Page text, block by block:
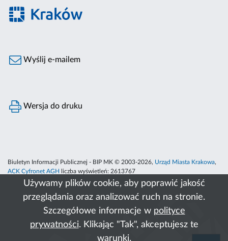
Używamy plików cookie, aby poprawić jakość
przeglądania oraz analizować ruch na stronie.
Szczegółowe informacje w polityce
prywatności. Klikając "Tak", akceptujesz te
warunki.
Wyślij e-mailem
Wersja do druku
Biuletyn Informacji Publicznej - BIP MK © 2003-2026, Urząd Miasta Krakowa,
ACK Cyfronet AGH
liczba wyświetleń: 2613767